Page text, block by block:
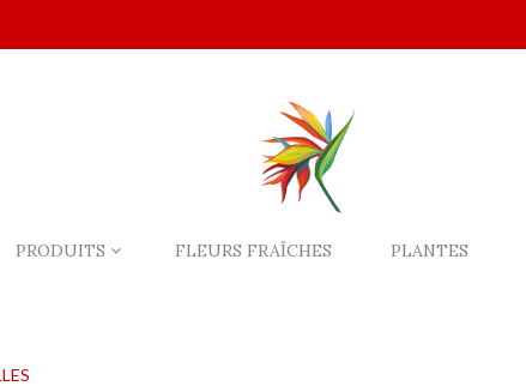
PRODUITS FLEURS FRAÎCHES PLANTES